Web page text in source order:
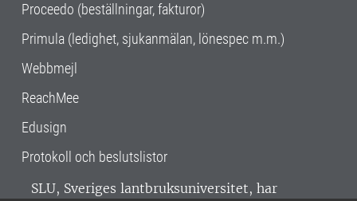
Proceedo (beställningar, fakturor)
Primula (ledighet, sjukanmälan, lönespec m.m.)
Webbmejl
ReachMee
Edusign
Protokoll och beslutslistor
SLU, Sveriges lantbruksuniversitet, har